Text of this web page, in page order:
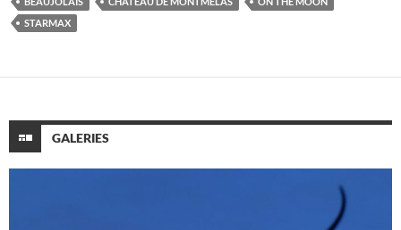
STARMAX
GALERIES